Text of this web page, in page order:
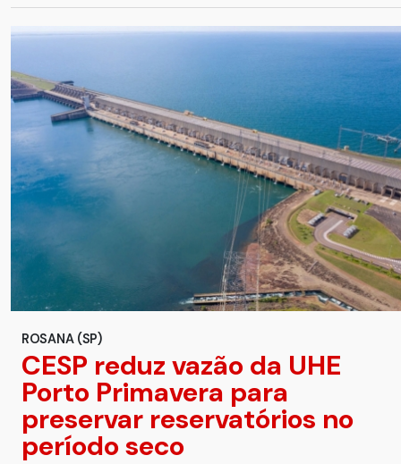
ROSANA (SP)
CESP reduz vazão da UHE
Porto Primavera para
preservar reservatórios no
período seco